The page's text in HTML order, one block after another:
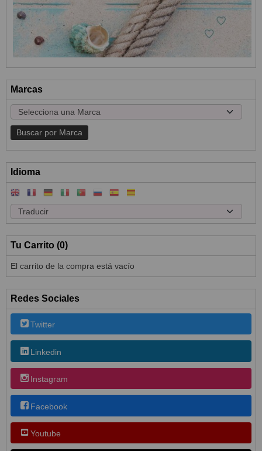
Marcas
Idioma
Tu Carrito (0)
El carrito de la compra está vacío
Redes Sociales
Twitter
Linkedin
Instagram
Facebook
Youtube